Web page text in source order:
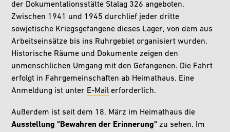
der Dokumentationsstätte Stalag 326 angeboten.
Zwischen 1941 und 1945 durchlief jeder dritte
sowjetische Kriegsgefangene dieses Lager, von dem aus
Arbeitseinsätze bis ins Ruhrgebiet organisiert wurden.
Historische Räume und Dokumente zeigen den
unmenschlichen Umgang mit den Gefangenen. Die Fahrt
erfolgt in Fahrgemeinschaften ab Heimathaus. Eine
Anmeldung ist unter E-Mail erforderlich.
Außerdem ist seit dem 18. März im Heimathaus die
Ausstellung "Bewahren der Erinnerung"zu sehen. Im